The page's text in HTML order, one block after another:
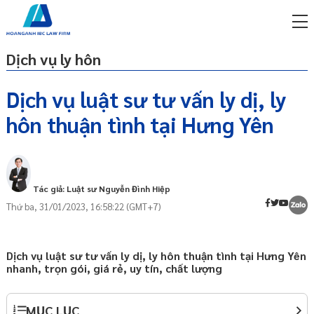
Dịch vụ ly hôn
Dịch vụ luật sư tư vấn ly dị, ly
hôn thuận tình tại Hưng Yên
Tác giả: Luật sư Nguyễn Đình Hiệp
Thứ ba, 31/01/2023, 16:58:22 (GMT+7)
Dịch vụ luật sư tư vấn ly dị, ly hôn thuận tình tại Hưng Yên
nhanh, trọn gói, giá rẻ, uy tín, chất lượng
MỤC LỤC
Thuận tình ly hôn là gì?
Hồ sơ yêu cầu công nhận thuận tình ly
hôn bao gồm những gì?
thuận tình ly hôn là bao lâu?
Gửi đơn yêu cầu công nhận thuận tình ly
phí qua zalo
sư trực tuyến online
ty/doanh nghiệp
gói
phí qua zalo
ty/doanh nghiệp
gói
ty/doanh nghiệp
gói